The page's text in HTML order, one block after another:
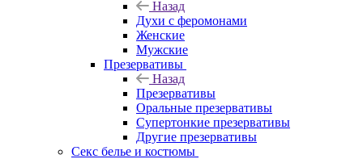
Назад
Духи с феромонами
Женские
Мужские
Презервативы
Назад
Презервативы
Оральные презервативы
Супертонкие презервативы
Другие презервативы
Секс белье и костюмы